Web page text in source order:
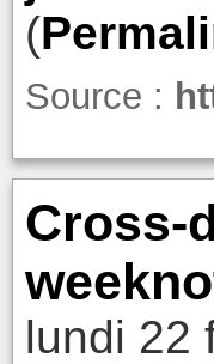
(
Source :
Cross-
lundi 22